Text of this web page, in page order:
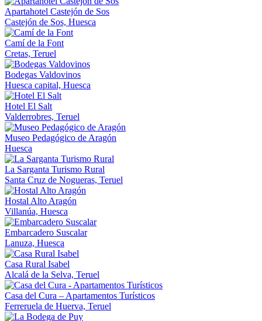
Apartahotel Castejón de Sos
Castejón de Sos, Huesca
Camí de la Font
Cretas, Teruel
Bodegas Valdovinos
Huesca capital, Huesca
Hotel El Salt
Valderrobres, Teruel
Museo Pedagógico de Aragón
Huesca
La Sarganta Turismo Rural
Santa Cruz de Nogueras, Teruel
Hostal Alto Aragón
Villanúa, Huesca
Embarcadero Suscalar
Lanuza, Huesca
Casa Rural Isabel
Alcalá de la Selva, Teruel
Casa del Cura – Apartamentos Turísticos
Ferreruela de Huerva, Teruel